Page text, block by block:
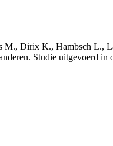
M., Dirix K., Hambsch L.,
Studie uitgevoerd in